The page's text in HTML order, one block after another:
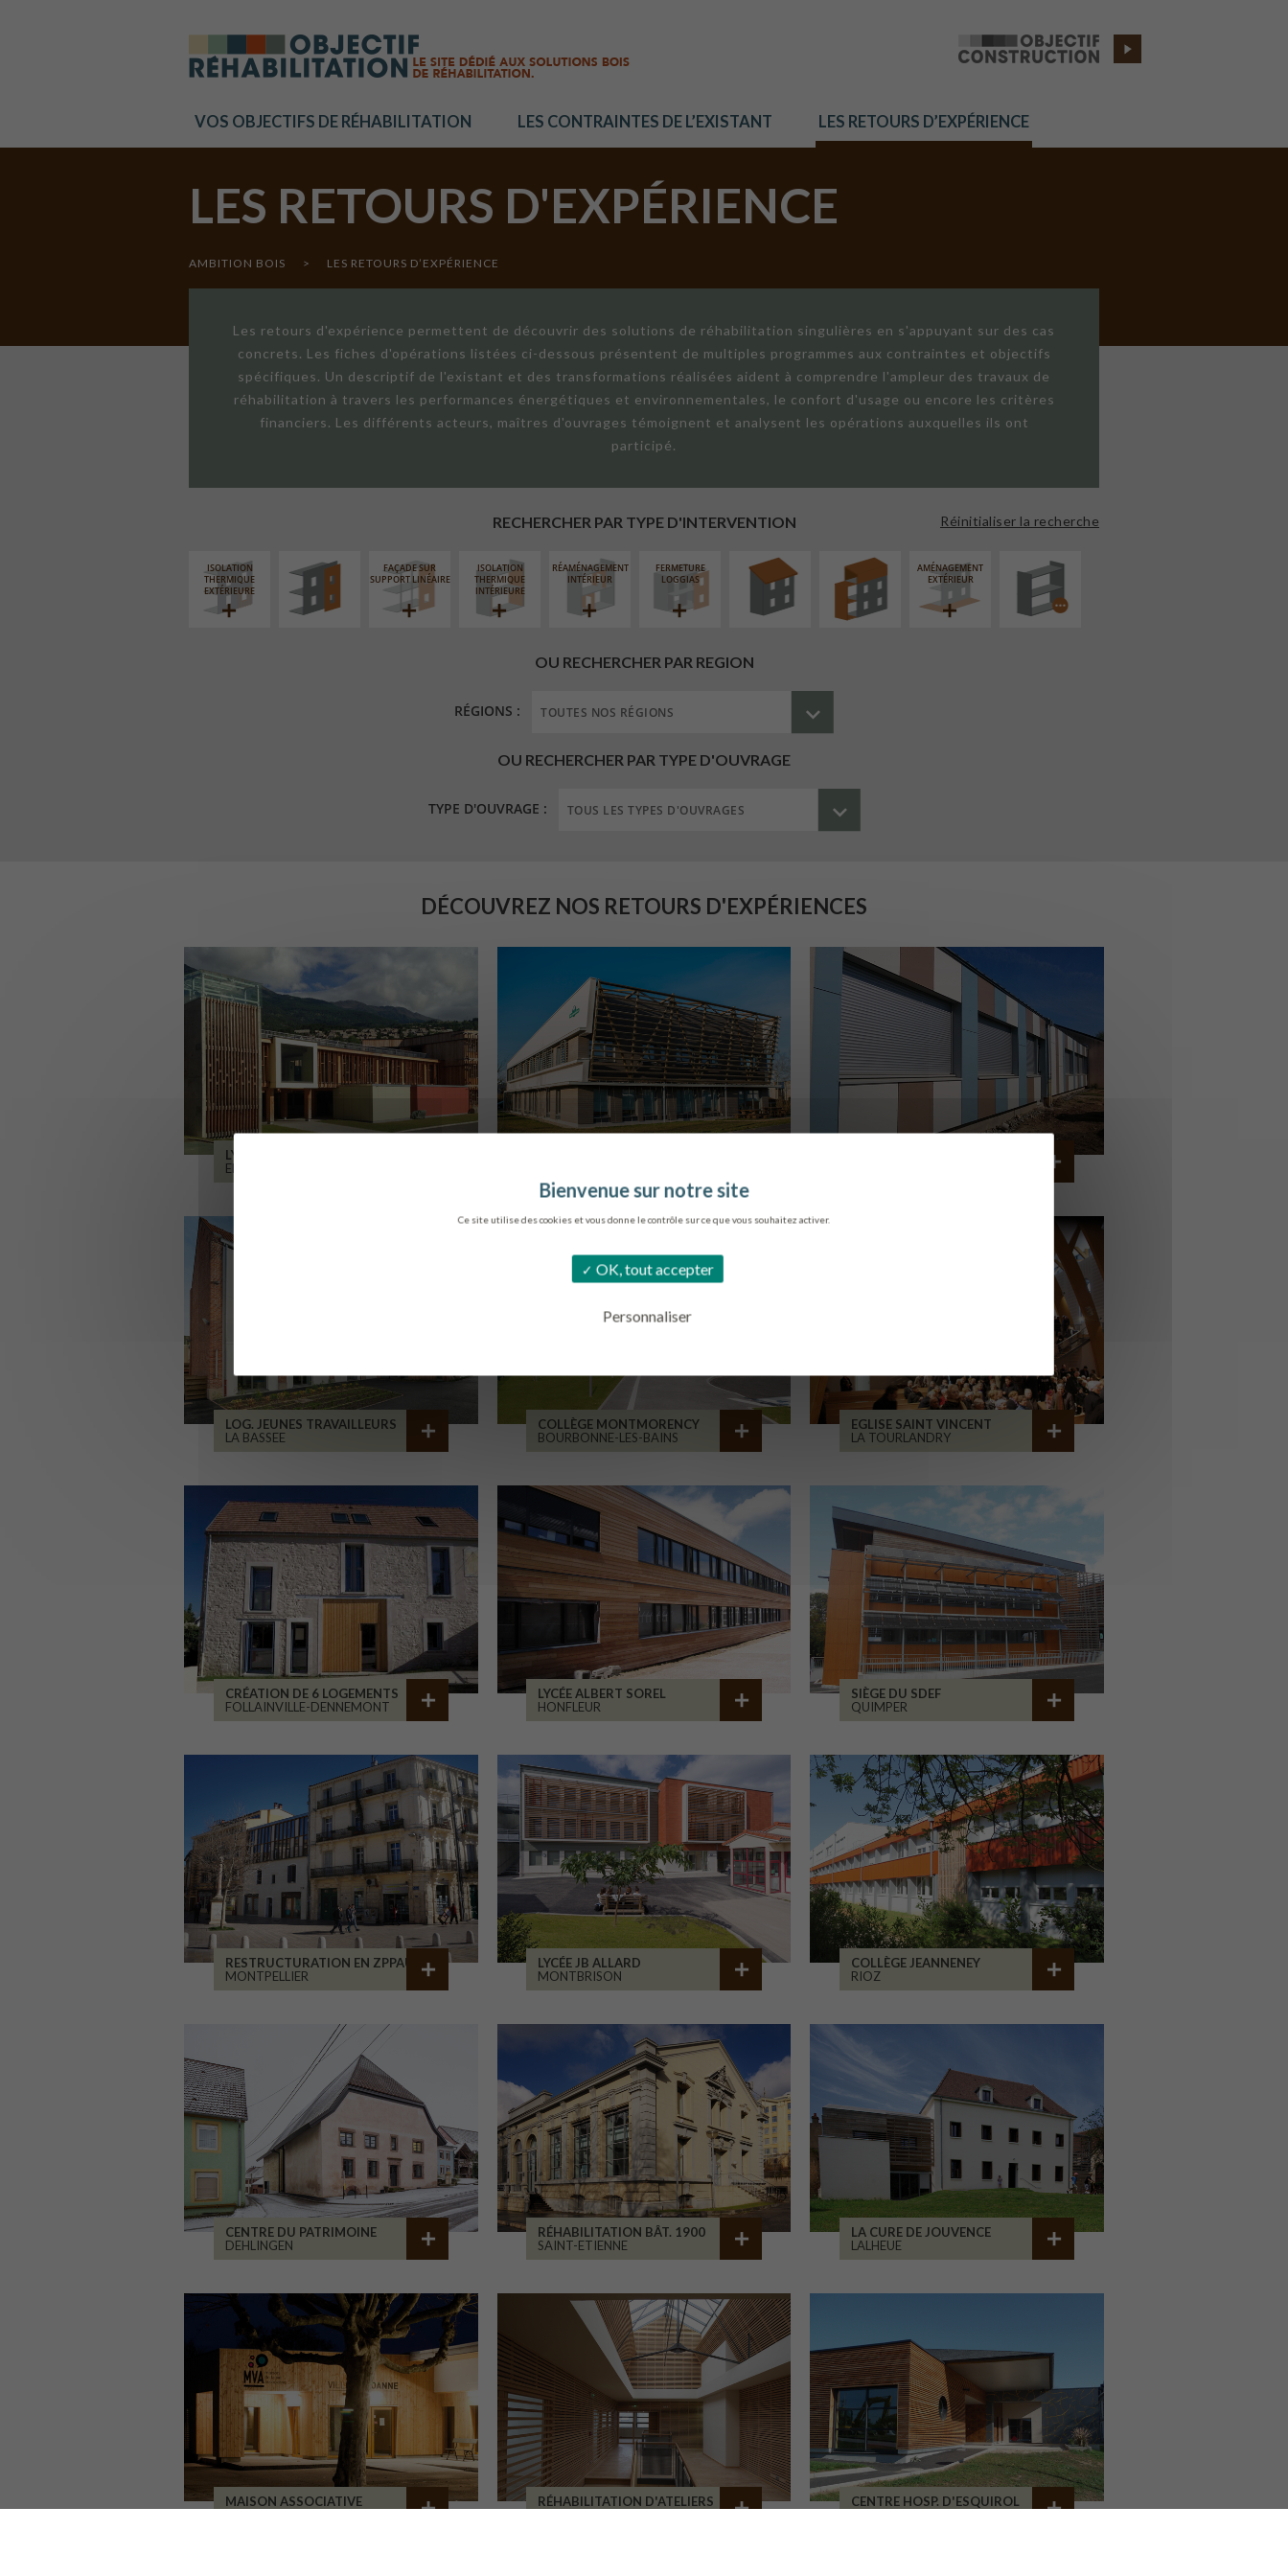
Ce site utilise des cookies et vous donne le contrôle sur ce que vous souhaitez activer.
OK, tout accepter
Personnaliser
VOS OBJECTIFS DE RÉHABILITATION LES CONTRAINTES DE L’EXISTANT LES RETOURS D’EXPÉRIENCE
LES RETOURS D'EXPÉRIENCE
AMBITION BOIS > LES RETOURS D’EXPÉRIENCE
Les retours d'expérience permettent de découvrir des solutions de réhabilitation singulières en s'appuyant sur des cas
concrets. Les fiches d'opérations listées ci-dessous présentent de multiples programmes aux contraintes et objectifs
spécifiques. Un descriptif de l'existant et des transformations réalisées aident à comprendre l'ampleur des travaux de
réhabilitation à travers les performances énergétiques et environnementales, le confort d'usage ou encore les critères
financiers. Les différents acteurs, maîtres d'ouvrages témoignent et analysent les opérations auxquelles ils ont
participé.
RECHERCHER PAR TYPE D'INTERVENTION Réinitialiser la recherche
ISOLATION
THERMIQUE
EXTÉRIEURE
FAÇADE SUR
SUPPORT LINÉAIRE
ISOLATION
THERMIQUE
INTÉRIEURE
RÉAMÉNAGEMENT
INTÉRIEUR
FERMETURE
LOGGIAS
AMÉNAGEMENT
EXTÉRIEUR
OU RECHERCHER PAR REGION
RÉGIONS :
OU RECHERCHER PAR TYPE D'OUVRAGE
TYPE D'OUVRAGE :
DÉCOUVREZ NOS RETOURS D'EXPÉRIENCES
LYCÉE ALPES ET DURANCE
EMBRUN
LOG. JEUNES TRAVAILLEURS
LA BASSEE
COLLÈGE MONTMORENCY
BOURBONNE-LES-BAINS
EGLISE SAINT VINCENT
LA TOURLANDRY
CRÉATION DE 6 LOGEMENTS
FOLLAINVILLE-DENNEMONT
LYCÉE ALBERT SOREL
HONFLEUR
SIÈGE DU SDEF
QUIMPER
RESTRUCTURATION EN ZPPAUP
MONTPELLIER
LYCÉE JB ALLARD
MONTBRISON
COLLÈGE JEANNENEY
RIOZ
CENTRE DU PATRIMOINE
DEHLINGEN
RÉHABILITATION BÂT. 1900
SAINT-ETIENNE
LA CURE DE JOUVENCE
LALHEUE
MAISON ASSOCIATIVE
RÉHABILITATION D'ATELIERS
CENTRE HOSP. D'ESQUIROL